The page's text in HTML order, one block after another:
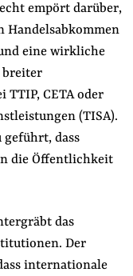
empört darüber,
Handelsabkommen
eine wirkliche
breiter
CETA oder
(TISA).
dass
die Öffentlichkeit
das
Der
internationale